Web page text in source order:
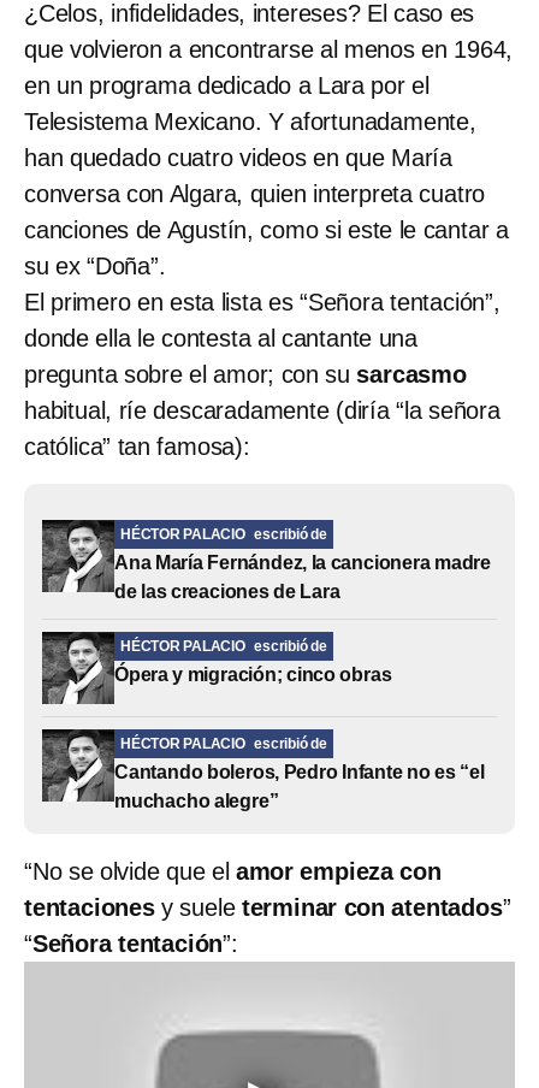
¿Celos, infidelidades, intereses? El caso es
que volvieron a encontrarse al menos en 1964,
en un programa dedicado a Lara por el
Telesistema Mexicano. Y afortunadamente,
han quedado cuatro videos en que María
conversa con Algara, quien interpreta cuatro
canciones de Agustín, como si este le cantar a
su ex “Doña”.
El primero en esta lista es “Señora tentación”,
donde ella le contesta al cantante una
pregunta sobre el amor; con su sarcasmo
habitual, ríe descaradamente (diría “la señora
católica” tan famosa):
HÉCTOR PALACIO escribió de
Ana María Fernández, la cancionera madre
de las creaciones de Lara
HÉCTOR PALACIO escribió de
Ópera y migración; cinco obras
HÉCTOR PALACIO escribió de
Cantando boleros, Pedro Infante no es “el
muchacho alegre”
“No se olvide que el amor empieza con
tentacionesy suele terminar con atentados”
“Señora tentación”: